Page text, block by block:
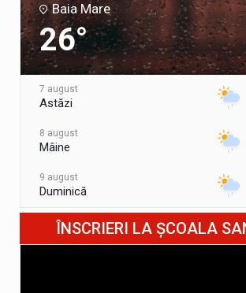
Baia Mare
26°
7 august
Astăzi
8 august
Mâine
9 august
Duminică
10 august
LuniÎNSCRIERI LA ȘCOALA